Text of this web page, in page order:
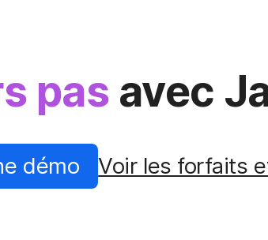
pas avec
démo Voir les forfaits